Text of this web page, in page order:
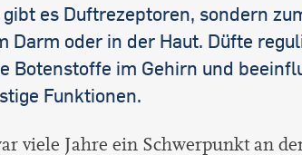
es Duftrezeptoren, sondern
Darm oder in der Haut. Düfte
Botenstoffe im Gehirn und
Funktionen.
viele Jahre ein Schwerpunkt an